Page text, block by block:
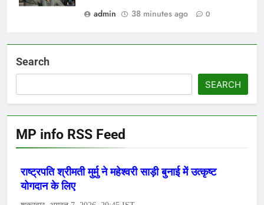
admin
38 minutes ago 0
Search
SEARCH
MP info RSS Feed